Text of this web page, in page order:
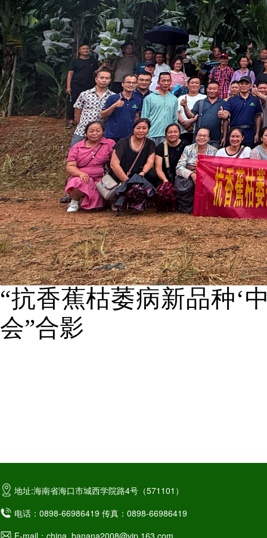
“抗香蕉枯萎病新品种‘
会”合影
地址:海南省海口市城西学院路4号（571101）
电话：0898-66986419 传真：0898-66986419
E-mail：china_banana2008@vip.163.com